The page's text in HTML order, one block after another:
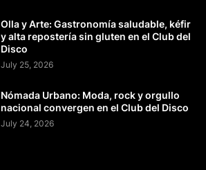
Olla y Arte: Gastronomía saludable, kéfir
y alta repostería sin gluten en el Club del
Disco
July 25, 2026
Nómada Urbano: Moda, rock y orgullo
nacional convergen en el Club del Disco
July 24, 2026